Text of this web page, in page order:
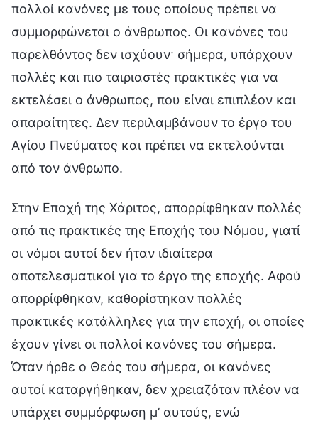
πολλοί κανόνες με τους οποίους πρέπει να
συμμορφώνεται ο άνθρωπος. Οι κανόνες του
παρελθόντος δεν ισχύουν· σήμερα, υπάρχουν
πολλές και πιο ταιριαστές πρακτικές για να
εκτελέσει ο άνθρωπος, που είναι επιπλέον και
απαραίτητες. Δεν περιλαμβάνουν το έργο του
Αγίου Πνεύματος και πρέπει να εκτελούνται
από τον άνθρωπο.
Στην Εποχή της Χάριτος, απορρίφθηκαν πολλές
από τις πρακτικές της Εποχής του Νόμου, γιατί
οι νόμοι αυτοί δεν ήταν ιδιαίτερα
αποτελεσματικοί για το έργο της εποχής. Αφού
απορρίφθηκαν, καθορίστηκαν πολλές
πρακτικές κατάλληλες για την εποχή, οι οποίες
έχουν γίνει οι πολλοί κανόνες του σήμερα.
Όταν ήρθε ο Θεός του σήμερα, οι κανόνες
αυτοί καταργήθηκαν, δεν χρειαζόταν πλέον να
υπάρχει συμμόρφωση μ’ αυτούς, ενώ